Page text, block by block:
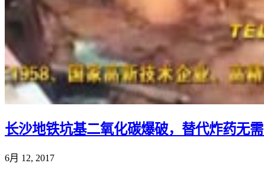
长沙地铁坑基二氧化碳爆破，替代炸药无需
6月 12, 2017